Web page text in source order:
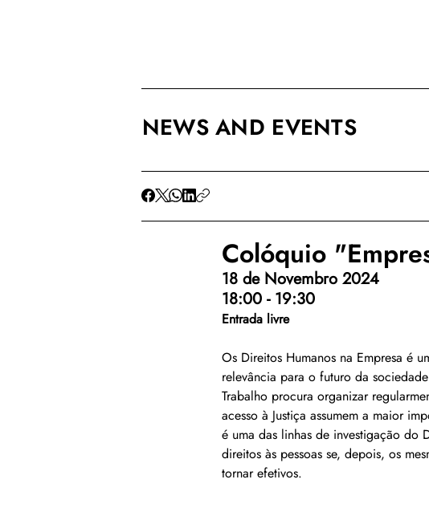
NEWS AND EVENTS
Colóquio
18 de Novembro 2024
18:00 - 19:30
Entrada livre
Os Direitos Humanos na Empresa é
relevância para o futuro da
Trabalho procura organizar
acesso à Justiça assumem a maior
é uma das linhas de investigação do
direitos às pessoas se, depois, os
tornar efetivos.